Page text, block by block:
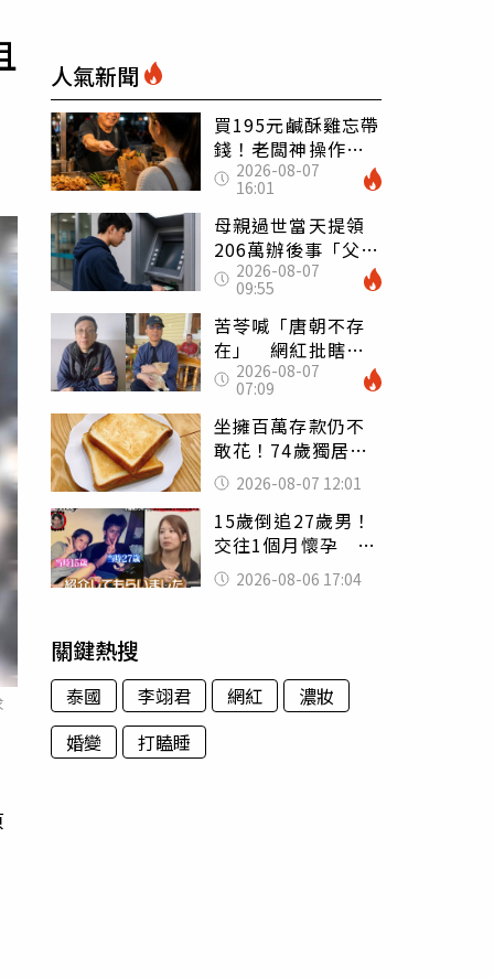
人氣新聞
買195元鹹酥雞忘帶
錢！老闆神操作
「倒找5元」 全網
看哭：這就是台灣
2026-08-07
16:01
母親過世當天提領
206萬辦後事「父子
遭判刑」 律師：
搶錢先下手是罪
2026-08-07
09:55
苦苓喊「唐朝不存
在」 網紅批瞎編
歷史：李白、杜甫
用鮮卑文寫詩？
2026-08-07
07:09
坐擁百萬存款仍不
敢花！74歲獨居翁
「1餐只吃1片吐
司」 半年後暴瘦
嚇壞女兒
2026-08-07 12:01
15歲倒追27歲男！
交往1個月懷孕 36
歲當阿嬤故事曝光
2026-08-06 17:04
關鍵熱搜
泰國 李翊君 網紅
濃妝
婚變
打瞌睡